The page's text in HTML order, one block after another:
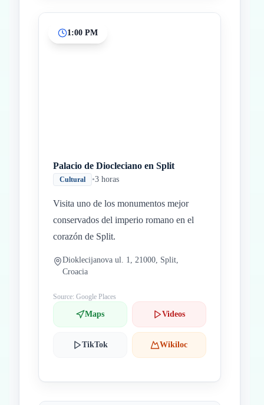
1:00 PM
Palacio de Diocleciano en Split
Cultural •3 horas
Visita uno de los monumentos mejor
conservados del imperio romano en el
corazón de Split.
Dioklecijanova ul. 1, 21000, Split,
Croacia
Source: Google Places
Maps Videos
TikTok Wikiloc